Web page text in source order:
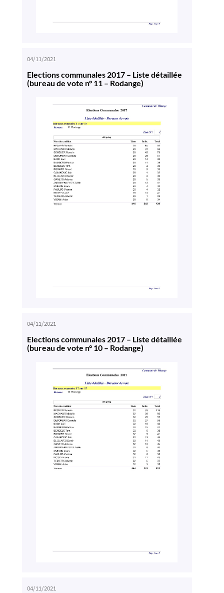
04/11/2021
Elections communales 2017 – Liste détaillée
(bureau de vote n° 11 – Rodange)
04/11/2021
Elections communales 2017 – Liste détaillée
(bureau de vote n° 10 – Rodange)
04/11/2021